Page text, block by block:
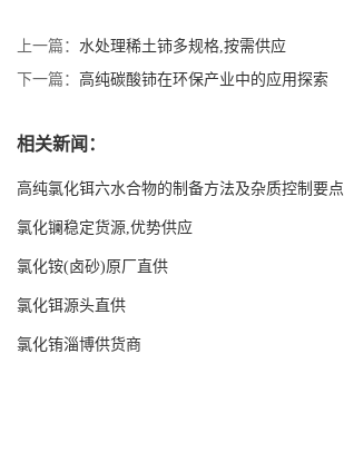
上一篇： 水处理稀土铈多规格,按需供应
下一篇： 高纯碳酸铈在环保产业中的应用探索
相关新闻：
高纯氯化铒六水合物的制备方法及杂质控制要点
氯化镧稳定货源,优势供应
氯化铵(卤砂)原厂直供
氯化铒源头直供
氯化铕淄博供货商